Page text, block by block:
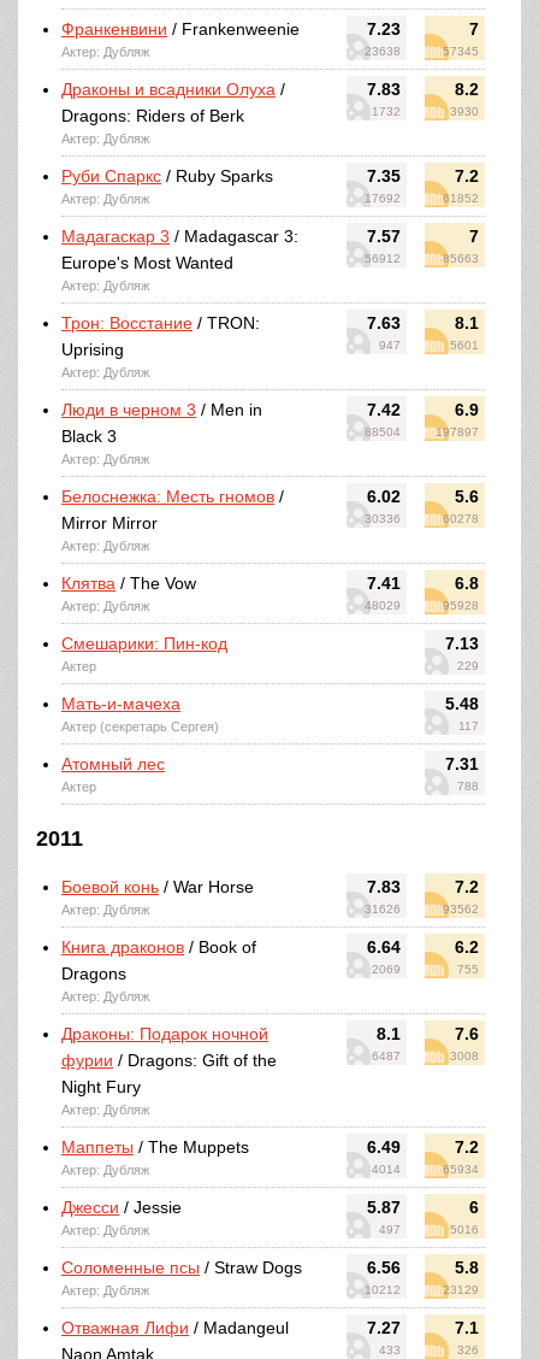
7.23
23638
7
57345
Франкенвини / Frankenweenie
Актер: Дубляж
7.83
1732
8.2
3930
Драконы и всадники Олуха /
Dragons: Riders of Berk
Актер: Дубляж
7.35
17692
7.2
61852
Руби Спаркс / Ruby Sparks
Актер: Дубляж
7.57
56912
7
85663
Мадагаскар 3 / Madagascar 3:
Europe's Most Wanted
Актер: Дубляж
7.63
947
8.1
5601
Трон: Восстание / TRON:
Uprising
Актер: Дубляж
7.42
88504
6.9
197897
Люди в черном 3 / Men in
Black 3
Актер: Дубляж
6.02
30336
5.6
60278
Белоснежка: Месть гномов /
Mirror Mirror
Актер: Дубляж
7.41
48029
6.8
95928
Клятва / The Vow
Актер: Дубляж
7.13
229
Смешарики: Пин-код
Актер
5.48
117
Мать-и-мачеха
Актер (секретарь Сергея)
7.31
788
Атомный лес
Актер
2011
7.83
31626
7.2
93562
Боевой конь / War Horse
Актер: Дубляж
6.64
2069
6.2
755
Книга драконов / Book of
Dragons
Актер: Дубляж
8.1
6487
7.6
3008
Драконы: Подарок ночной
фурии / Dragons: Gift of the
Night Fury
Актер: Дубляж
6.49
4014
7.2
65934
Маппеты / The Muppets
Актер: Дубляж
5.87
497
6
5016
Джесси / Jessie
Актер: Дубляж
6.56
10212
5.8
23129
Соломенные псы / Straw Dogs
Актер: Дубляж
7.27
433
7.1
326
Отважная Лифи / Madangeul
Naon Amtak